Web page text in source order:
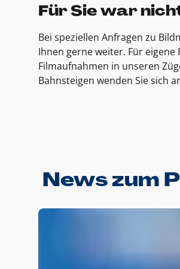
Für Sie war
Bei speziellen Anfragen zu
Ihnen gerne weiter. Für eigene
Filmaufnahmen in unseren
Bahnsteigen wenden Sie sich
News zum